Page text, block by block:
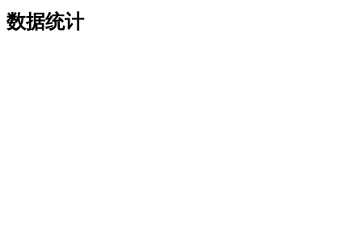
数据统计